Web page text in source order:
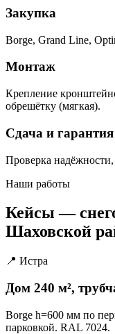
Закупка
Borge, Grand Line,
Монтаж
Крепление
обрешётку (мягкая).
Сдача и гарантия
Проверка
Наши работы
Кейсы —
Шаховской
📍 Истра
Дом 240 м²,
Borge h=600 мм по
парковкой. RAL 7024.